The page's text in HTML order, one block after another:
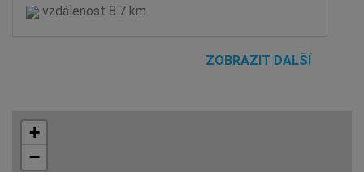
vzdálenost 8.7 km
ZOBRAZIT DALŠÍ
+
−